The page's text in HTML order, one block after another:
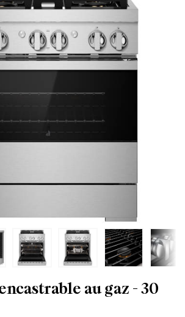
au gaz - 30